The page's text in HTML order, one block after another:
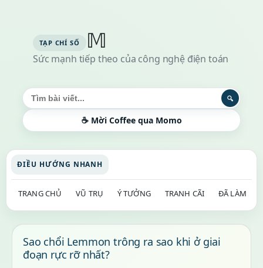
𝕄
Sức mạnh tiếp theo của công nghệ điện toán
Tìm kiếm bài viết 🔍
☕ Mời Coffee qua Momo
ĐIỀU HƯỚNG NHANH
TRANG CHỦ VŨ TRỤ Ý TƯỞNG TRANH CÃI ĐÃ LÀM
Sao chổi Lemmon trông ra sao khi ở giai
đoạn rực rỡ nhất?